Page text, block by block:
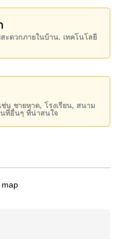
ำนวยความสะดวกส่วน
าวน่าหรือห้องอบไอน้ำ,
& Spa ได้แก่: เดิน
รถประจำทาง , ตลาดน้ำ
ด์ , เอเชีย 9 หลุม กอล์ฟ,
ยน
ยาวในราคา ฿ 10,000
ะดวกภายในบ้าน. เทคโนโลยี
น ชายหาด, โรงเรียน, สนาม
ที่อื่นๆ ที่น่าสนใจ